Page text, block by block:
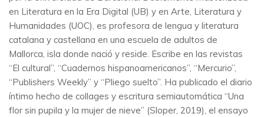
en Literatura en la Era Digital (UB) y en Arte, Literatura y
Humanidades (UOC), es profesora de lengua y literatura
catalana y castellana en una escuela de adultos de
Mallorca, isla donde nació y reside. Escribe en las revistas
“El cultural”, “Cuadernos hispanoamericanos”, “Mercurio”,
“Publishers Weekly” y “Pliego suelto”. Ha publicado el diario
íntimo hecho de collages y escritura semiautomática “Una
flor sin pupila y la mujer de nieve” (Sloper, 2019), el ensayo